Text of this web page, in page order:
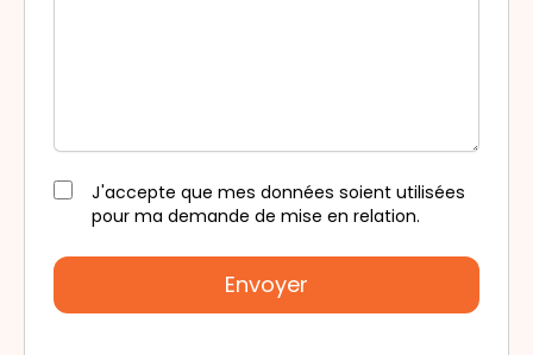
J'accepte que mes données soient utilisées
pour ma demande de mise en relation.
Envoyer